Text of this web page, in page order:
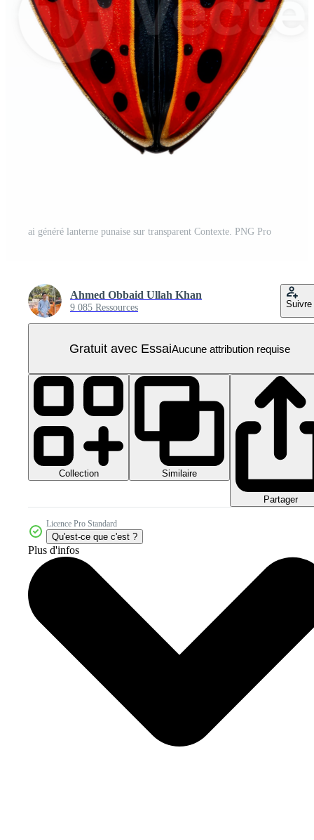
ai généré lanterne punaise sur transparent Contexte. PNG Pro
Ahmed Obbaid Ullah Khan
9 085 Ressources Suivre
Gratuit avec EssaiAucune attribution requise
Collection Similaire
Partager
Licence Pro Standard
Qu'est-ce que c'est ?
Plus d'infos